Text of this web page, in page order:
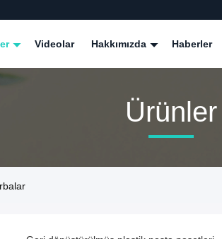
Videolar Hakkımızda Haberler
Ürünler